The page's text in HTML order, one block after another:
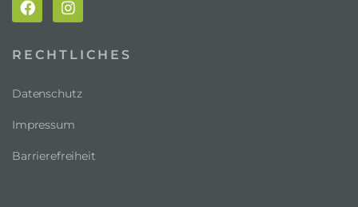
RECHTLICHES
Datenschutz
Impressum
Barrierefreiheit